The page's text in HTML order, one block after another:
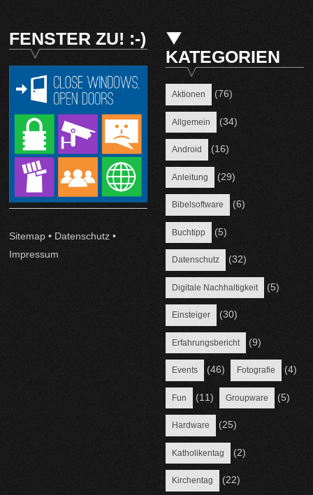
FENSTER ZU! :-)
Sitemap • Datenschutz •
Impressum
KATEGORIEN
Aktionen (76)
Allgemein (34)
Android (16)
Anleitung (29)
Bibelsoftware (6)
Buchtipp (5)
Datenschutz (32)
Digitale Nachhaltigkeit (5)
Einsteiger (30)
Erfahrungsbericht (9)
Events (46) Fotografie (4)
Fun (11) Groupware (5)
Hardware (25)
Katholikentag (2)
Kirchentag (22)